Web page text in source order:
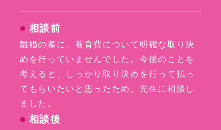
相談前
離婚の際に、養育費について明確な取り決
めを行っていませんでした。今後のことを
考えると、しっかり取り決めを行って払っ
てもらいたいと思ったため、先生に相談し
ました。
相談後